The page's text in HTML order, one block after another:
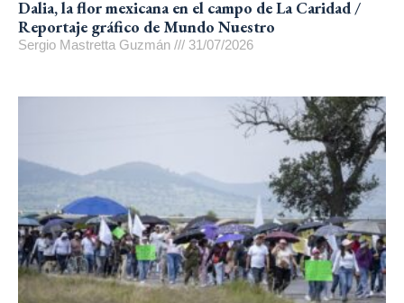
Dalia, la flor mexicana en el campo de La Caridad /
Reportaje gráfico de Mundo Nuestro
Sergio Mastretta Guzmán 31/07/2026